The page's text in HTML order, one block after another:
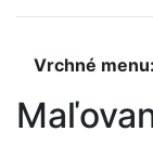
Vrchné menu: